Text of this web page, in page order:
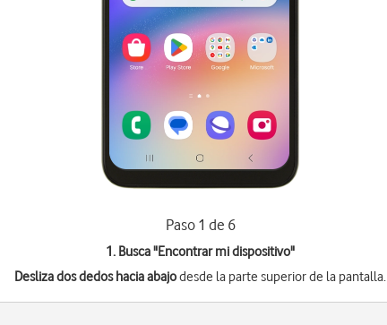
Paso 1 de 6
1. Busca "Encontrar mi dispositivo"
Desliza dos dedos hacia abajodesde la parte superior de la pantalla.